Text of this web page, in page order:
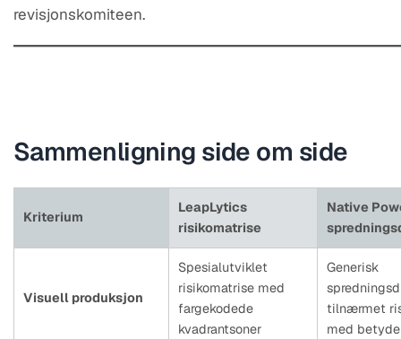
revisjonskomiteen.
Sammenligning side om side
Kriterium
LeapLytics
risikomatrise
Native
Visuell produksjon
Spesialutviklet
risikomatrise med
fargekodede
kvadrantsoner
Generisk
tilnærmet
med